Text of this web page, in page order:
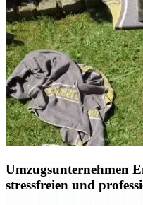
Umzugsunternehmen
stressfreien und